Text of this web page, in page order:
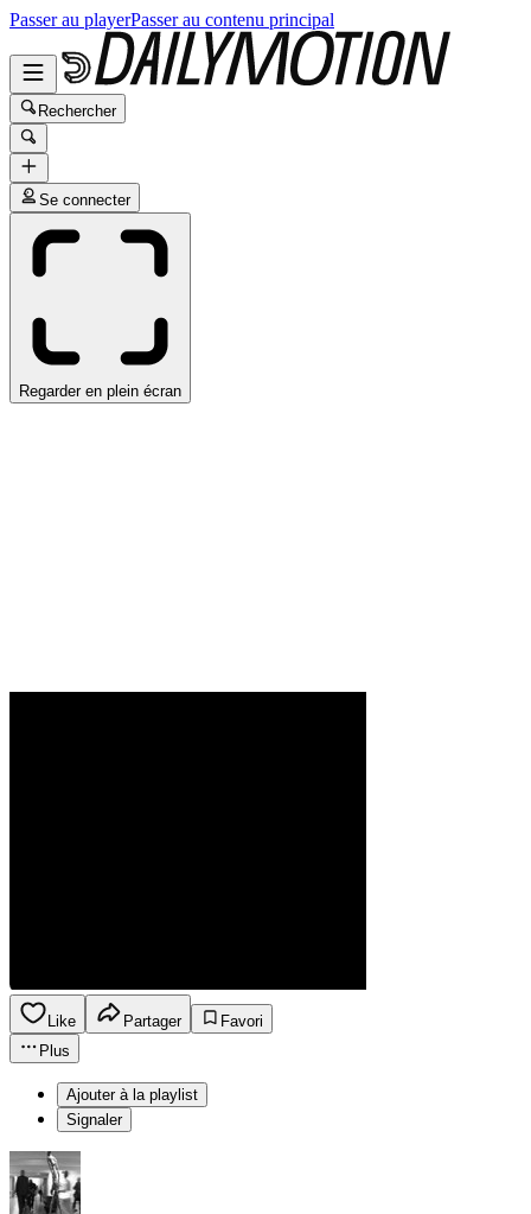
Passer au playerPasser au contenu principal
Rechercher
Se connecter
Regarder en plein écran
Like Partager
Favori
Plus
Ajouter à la playlist
Signaler